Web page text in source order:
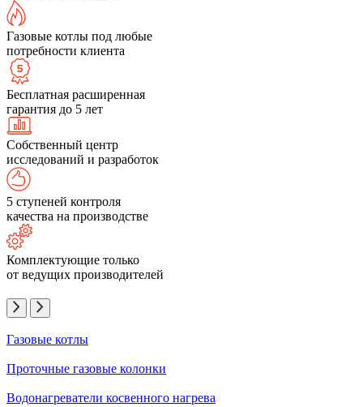
Газовые котлы под любые
потребности клиента
Бесплатная расширенная
гарантия до 5 лет
Собственный центр
исследований и разработок
5 ступеней контроля
качества на производстве
Комплектующие только
от ведущих производителей
Газовые котлы
Проточные газовые колонки
Водонагреватели косвенного нагрева